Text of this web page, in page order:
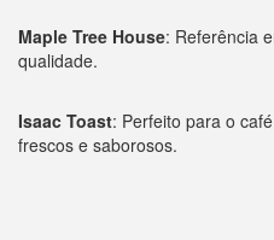
Maple Tree House: Referência
qualidade.
Isaac Toast: Perfeito para o
frescos e saborosos.